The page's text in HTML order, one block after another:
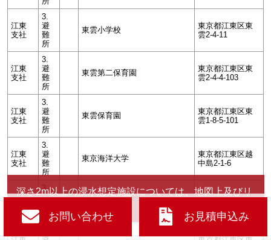
江東
支社
3.
避
難
所
東雲小学校
東京都江東区東
雲2-4-11
江東
支社
3.
避
難
所
東雲第二保育園
東京都江東区東
雲2-4-4-103
江東
支社
3.
避
難
所
東雲保育園
東京都江東区東
雲1-8-5-101
江東
支社
3.
避
難
所
東京海洋大学
東京都江東区越
中島2-1-6
江東
3.
避
所
東陽区民館、東陽子ども家庭
東京都江東区東
深さ2m以上の浸水想定施設については、地図上及びリ
お問い合わせ お見積申込み